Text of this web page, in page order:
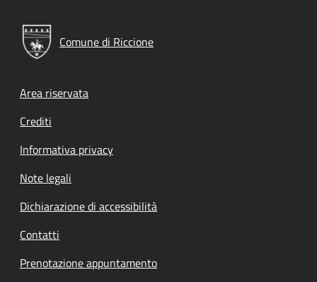
Comune di Riccione
Footer menu
Area riservata
Crediti
Informativa privacy
Note legali
Dichiarazione di accessibilità
Contatti
Prenotazione appuntamento